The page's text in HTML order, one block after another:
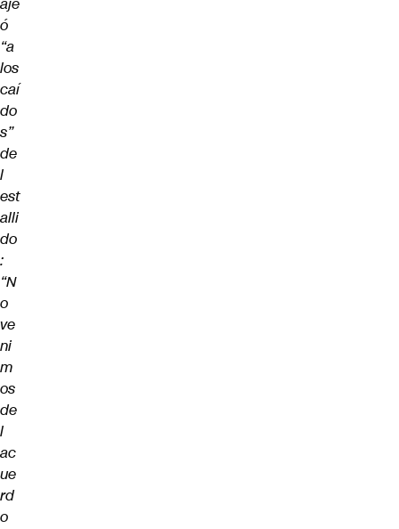
ó
“a
los
caí
do
s”
de
l
est
alli
do
:
“N
o
ve
ni
m
os
de
l
ac
ue
rd
o